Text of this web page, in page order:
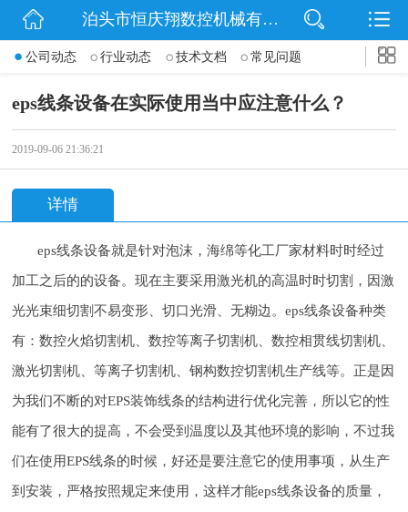
网站首页
动态
泊头市恒庆翔数控机械有限公司
公司动态 行业动态 技术文档 常见问题
eps线条设备在实际使用当中应注意什么？
2019-09-06 21:36:21
详情
eps线条设备就是针对泡沫，海绵等化工厂家材料时时经过
加工之后的的设备。现在主要采用激光机的高温时时切割，因激
光光束细切割不易变形、切口光滑、无糊边。eps线条设备种类
有：数控火焰切割机、数控等离子切割机、数控相贯线切割机、
激光切割机、等离子切割机、钢构数控切割机生产线等。正是因
为我们不断的对EPS装饰线条的结构进行优化完善，所以它的性
能有了很大的提高，不会受到温度以及其他环境的影响，不过我
们在使用EPS线条的时候，好还是要注意它的使用事项，从生产
到安装，严格按照规定来使用，这样才能eps线条设备的质量，